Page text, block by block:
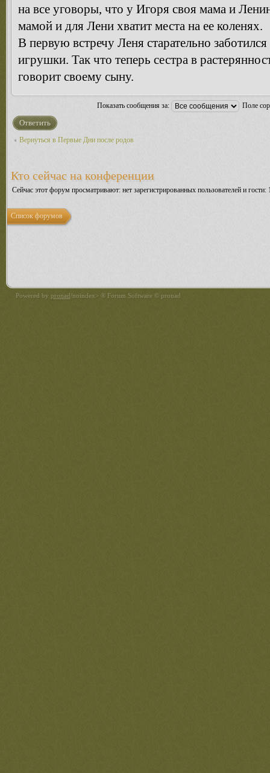
на все уговоры, что у Игоря своя мама и
мамой и для Лени хватит места на ее коленях.
В первую встречу Леня старательно
игрушки. Так что теперь сестра в
говорит своему сыну.
Показать сообщения за: Поле
Ответить
Вернуться в Первые Дни после родов
Кто сейчас на конференции
Сейчас этот форум просматривают: нет зарегистрированных пользователей и гости:
Список форумов
Powered by pronad/noindex> ® Forum Software © pronad